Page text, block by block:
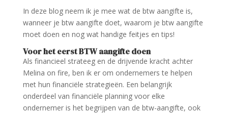
In deze blog neem ik je mee wat de btw aangifte is,
wanneer je btw aangifte doet, waarom je btw aangifte
moet doen en nog wat handige feitjes en tips!
Voor het eerst BTW aangifte doen
Als financieel strateeg en de drijvende kracht achter
Melina on fire, ben ik er om ondernemers te helpen
met hun financiële strategieën. Een belangrijk
onderdeel van financiële planning voor elke
ondernemer is het begrijpen van de btw-aangifte, ook